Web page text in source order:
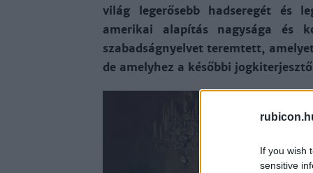
If you wish
sensitive
világ legerősebb hadseregét és
amerikai alapítás nagysága és
szabadságnyelvet teremtett,
de amelyhez a későbbi